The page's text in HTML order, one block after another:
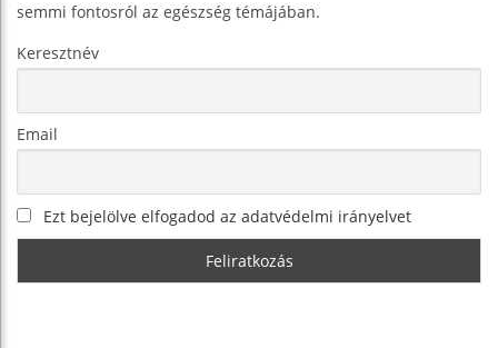
semmi fontosról az egészség témájában.
Keresztnév
Email
Ezt bejelölve elfogadod az adatvédelmi irányelvet